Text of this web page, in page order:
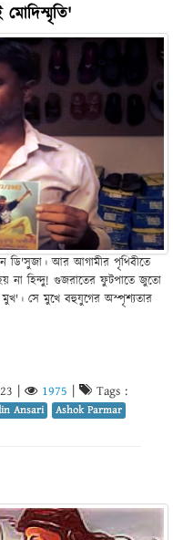
মোদিস্মৃতি'
ডি'সুজা। আর আগামীর পৃথিবীতে
না হিন্দু! গুজরাতের ফুটপাতে জুতো
মুখ'। সে মুখে বহুযুগের অস্পৃশ্যতার
| 1975 | Tags :
Ansari Ashok Parmar